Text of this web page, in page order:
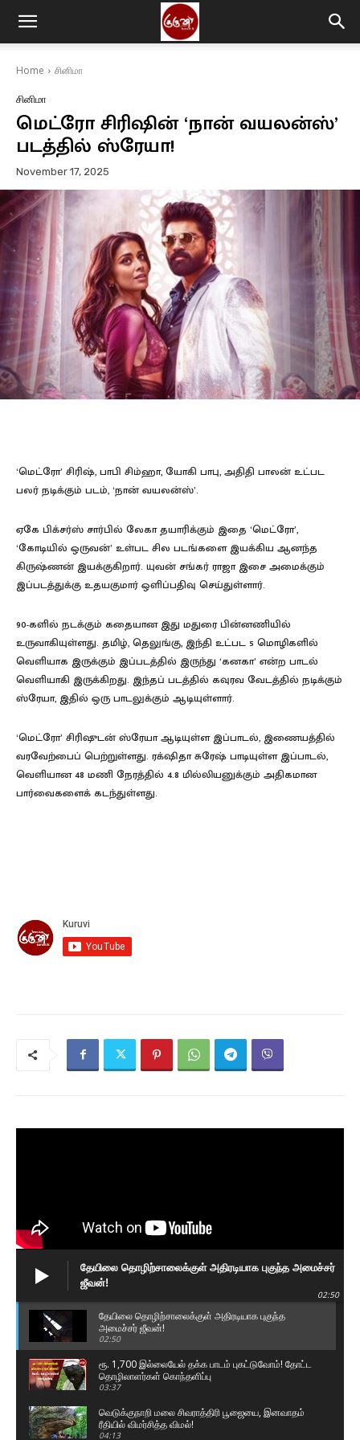
Home சினிமா
சினிமா
மெட்ரோ சிரிஷின் ‘நான் வயலன்ஸ்’
படத்தில் ஸ்ரேயா!
November 17, 2025
‘மெட்ரோ’ சிரிஷ், பாபி சிம்ஹா, யோகி பாபு, அதிதி பாலன் உட்பட
பலர் நடிக்கும் படம், ‘நான் வயலன்ஸ்’.
ஏகே பிக்சர்ஸ் சார்பில் லேகா தயாரிக்கும் இதை ‘மெட்ரோ’,
‘கோடியில் ஒருவன்’ உள்பட சில படங்களை இயக்கிய ஆனந்த
கிருஷ்ணன் இயக்குகிறார். யுவன் சங்கர் ராஜா இசை அமைக்கும்
இப்படத்துக்கு உதயகுமார் ஒளிப்பதிவு செய்துள்ளார்.
90-களில் நடக்கும் கதையான இது மதுரை பின்னணியில்
உருவாகியுள்ளது. தமிழ், தெலுங்கு, இந்தி உட்பட 5 மொழிகளில்
வெளியாக இருக்கும் இப்படத்தில் இருந்து ‘கனகா’ என்ற பாடல்
வெளியாகி இருக்கிறது. இந்தப் படத்தில் கவுரவ வேடத்தில் நடிக்கும்
ஸ்ரேயா, இதில் ஒரு பாடலுக்கும் ஆடியுள்ளார்.
‘மெட்ரோ’ சிரிஷுடன் ஸ்ரேயா ஆடியுள்ள இப்பாடல், இணையத்தில்
வரவேற்பைப் பெற்றுள்ளது. ரக்‌ஷிதா சுரேஷ் பாடியுள்ள இப்பாடல்,
வெளியான 48 மணி நேரத்தில் 4.8 மில்லியனுக்கும் அதிகமான
பார்வைகளைக் கடந்துள்ளது.
தேயிலை தொழிற்சாலைக்குள் அதிரடியாக புகுந்த அமைச்சர்
ஜீவன்!
02:50
தேயிலை தொழிற்சாலைக்குள் அதிரடியாக புகுந்த
அமைச்சர் ஜீவன்!
02:50
ரூ. 1,700 இல்லையேல் தக்க பாடம் புகட்டுவோம்! தோட்ட
தொழிலாளர்கள் கொந்தளிப்பு
03:37
வெடுக்குநாறி மலை சிவராத்திரி பூஜையை, இனவாதம்
ரீதியில் விமர்சித்த விமல்!
04:13